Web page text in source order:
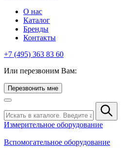
О нас
Каталог
Бренды
Контакты
+7 (495) 363 83 60
Или перезвоним Вам:
Перезвонить мне
Измерительное оборудование
Вспомогательное оборудование